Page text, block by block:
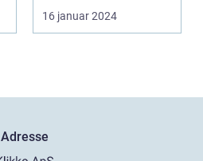
bedste fra både
morgen...
16 januar 2024
Adresse